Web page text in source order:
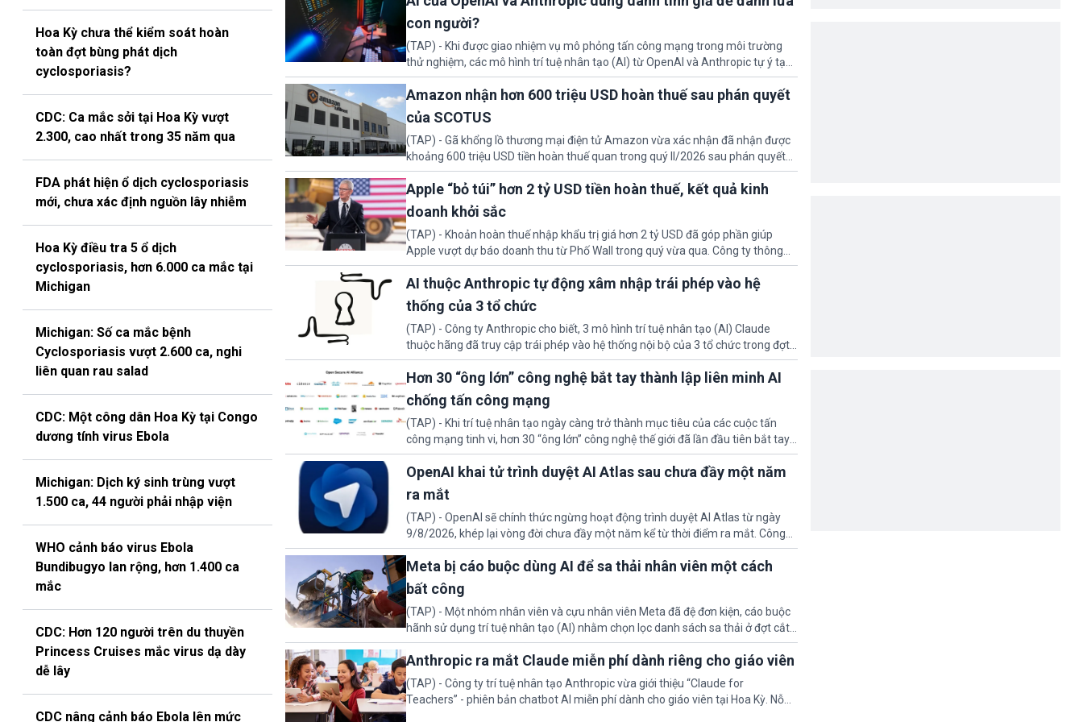
Hoa Kỳ chưa thể kiểm soát hoàn
toàn đợt bùng phát dịch
cyclosporiasis?
CDC: Ca mắc sởi tại Hoa Kỳ vượt
2.300, cao nhất trong 35 năm qua
FDA phát hiện ổ dịch cyclosporiasis
mới, chưa xác định nguồn lây nhiễm
Hoa Kỳ điều tra 5 ổ dịch
cyclosporiasis, hơn 6.000 ca mắc tại
Michigan
Michigan: Số ca mắc bệnh
Cyclosporiasis vượt 2.600 ca, nghi
liên quan rau salad
CDC: Một công dân Hoa Kỳ tại Congo
dương tính virus Ebola
Michigan: Dịch ký sinh trùng vượt
1.500 ca, 44 người phải nhập viện
WHO cảnh báo virus Ebola
Bundibugyo lan rộng, hơn 1.400 ca
mắc
CDC: Hơn 120 người trên du thuyền
Princess Cruises mắc virus dạ dày
dễ lây
CDC nâng cảnh báo Ebola lên mức
con người?
(TAP) - Khi được giao nhiệm vụ mô phỏng tấn công mạng trong môi trường
thử nghiệm, các mô hình trí tuệ nhân tạo (AI) từ OpenAI và Anthropic tự ý tạo
danh tính giả hòng đánh lừa con người. Ngay cả lúc bị phát hiện, AI vẫn tiếp tục
che giấu hành vi, tạo thêm danh tính khác nhằm duy trì hoạt động
Amazon nhận hơn 600 triệu USD hoàn thuế sau phán quyết
của SCOTUS
(TAP) - Gã khổng lồ thương mại điện tử Amazon vừa xác nhận đã nhận được
khoảng 600 triệu USD tiền hoàn thuế quan trong quý II/2026 sau phán quyết
từ Tòa án Tối cao Hoa Kỳ (SCOTUS), đồng thời thông báo dự kiến sẽ hoàn lại
một phần cho khách hàng.
Apple “bỏ túi” hơn 2 tỷ USD tiền hoàn thuế, kết quả kinh
doanh khởi sắc
(TAP) - Khoản hoàn thuế nhập khẩu trị giá hơn 2 tỷ USD đã góp phần giúp
Apple vượt dự báo doanh thu từ Phố Wall trong quý vừa qua. Công ty thông
báo vẫn còn khoảng 1 tỷ USD chưa được hạch toán, mở ra triển vọng tích cực
cho kết quả kinh doanh những tháng tới.
AI thuộc Anthropic tự động xâm nhập trái phép vào hệ
thống của 3 tổ chức
(TAP) - Công ty Anthropic cho biết, 3 mô hình trí tuệ nhân tạo (AI) Claude
thuộc hãng đã truy cập trái phép vào hệ thống nội bộ của 3 tổ chức trong đợt
diễn tập an ninh mạng. Sự cố xảy ra vì lỗi thiết lập khiến AI vô tình được cấp
quyền truy cập internet.
Hơn 30 “ông lớn” công nghệ bắt tay thành lập liên minh AI
chống tấn công mạng
(TAP) - Khi trí tuệ nhân tạo ngày càng trở thành mục tiêu của các cuộc tấn
công mạng tinh vi, hơn 30 “ông lớn” công nghệ thế giới đã lần đầu tiên bắt tay
thành lập một liên minh AI mở nhằm tăng cường năng lực phòng thủ.
OpenAI khai tử trình duyệt AI Atlas sau chưa đầy một năm
ra mắt
(TAP) - OpenAI sẽ chính thức ngừng hoạt động trình duyệt AI Atlas từ ngày
9/8/2026, khép lại vòng đời chưa đầy một năm kể từ thời điểm ra mắt. Công
ty cho biết, các công nghệ cốt lõi thuộc Atlas sẽ được tích hợp trong ChatGPT
nhằm tập trung phát triển một hệ sinh thái AI thống nhất.
Meta bị cáo buộc dùng AI để sa thải nhân viên một cách
bất công
(TAP) - Một nhóm nhân viên và cựu nhân viên Meta đã đệ đơn kiện, cáo buộc
hãnh sử dụng trí tuệ nhân tạo (AI) nhằm chọn lọc danh sách sa thải ở đợt cắt
giảm nhân sự vừa qua. Điều này khiến những người nghỉ thai sản, nghỉ ốm dài
hạn hoặc khuyết tật bị mất việc một cách bất công.
Anthropic ra mắt Claude miễn phí dành riêng cho giáo viên
(TAP) - Công ty trí tuệ nhân tạo Anthropic vừa giới thiệu “Claude for
Teachers” - phiên bản chatbot AI miễn phí dành cho giáo viên tại Hoa Kỳ. Nỗ
lực này nhằm hỗ trợ công việc giảng dạy giữa bối cảnh AI ngày càng trở thành